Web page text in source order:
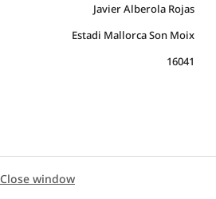
Javier Alberola Rojas
Estadi Mallorca Son Moix
16041
Close window